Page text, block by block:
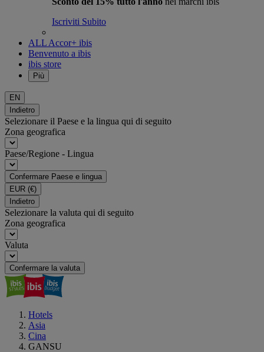
Iscriviti Subito
ALL Accor+ ibis
Benvenuto a ibis
ibis store
Più
EN
Indietro
Selezionare il Paese e la lingua qui di seguito
Zona geografica
Paese/Regione - Lingua
Confermare Paese e lingua
EUR (€)
Indietro
Selezionare la valuta qui di seguito
Zona geografica
Valuta
Confermare la valuta
Hotels
Asia
Cina
GANSU